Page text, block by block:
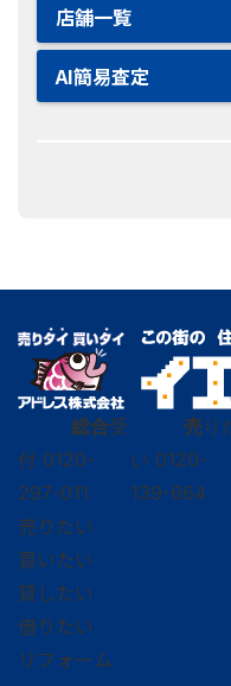
店舗一覧
AI簡易査定
総合受
付 0120-
297-011
売り
い 0120-
139-664
売りたい
買いたい
貸したい
借りたい
リフォーム